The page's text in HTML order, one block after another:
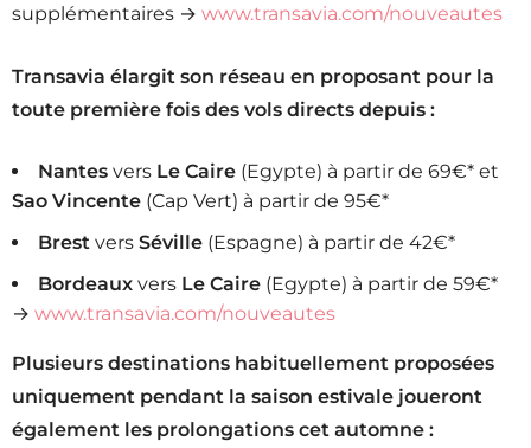
supplémentaires → www.transavia.com/nouveautes
Transavia élargit son réseau en proposant pour la
toute première fois des vols directs depuis :
Nantes vers Le Caire (Egypte) à partir de 69€* et
Sao Vincente (Cap Vert) à partir de 95€*
Brest vers Séville (Espagne) à partir de 42€*
Bordeaux vers Le Caire (Egypte) à partir de 59€*
→ www.transavia.com/nouveautes
Plusieurs destinations habituellement proposées
uniquement pendant la saison estivale joueront
également les prolongations cet automne :